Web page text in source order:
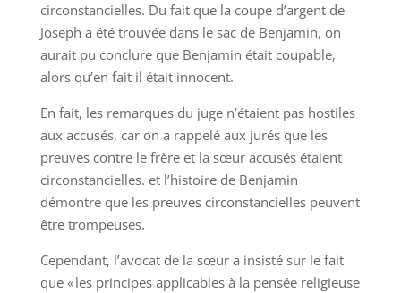
circonstancielles. Du fait que la coupe d’argent de
Joseph a été trouvée dans le sac de Benjamin, on
aurait pu conclure que Benjamin était coupable,
alors qu’en fait il était innocent.
En fait, les remarques du juge n’étaient pas hostiles
aux accusés, car on a rappelé aux jurés que les
preuves contre le frère et la sœur accusés étaient
circonstancielles. et l’histoire de Benjamin
démontre que les preuves circonstancielles peuvent
être trompeuses.
Cependant, l’avocat de la sœur a insisté sur le fait
que « les principes applicables à la pensée religieuse